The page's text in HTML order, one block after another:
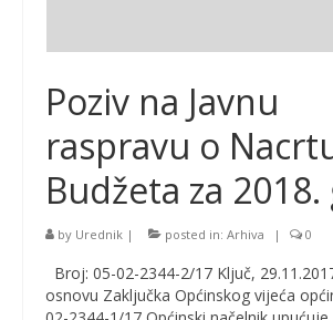
Poziv na Javnu
raspravu o
Budžeta za
by Urednik | posted in: Arhiva | 0
Broj: 05-02-2344-2/17 Ključ,
osnovu Zaključka Općinskog vijeća